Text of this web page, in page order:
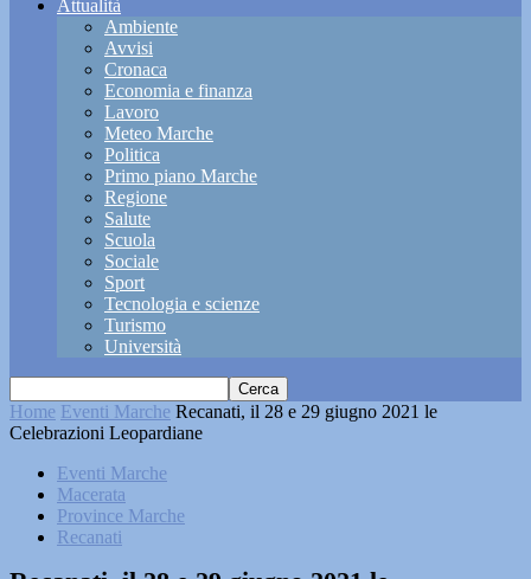
Attualità
Ambiente
Avvisi
Cronaca
Economia e finanza
Lavoro
Meteo Marche
Politica
Primo piano Marche
Regione
Salute
Scuola
Sociale
Sport
Tecnologia e scienze
Turismo
Università
Home Eventi Marche Recanati, il 28 e 29 giugno 2021 le
Celebrazioni Leopardiane
Eventi Marche
Macerata
Province Marche
Recanati